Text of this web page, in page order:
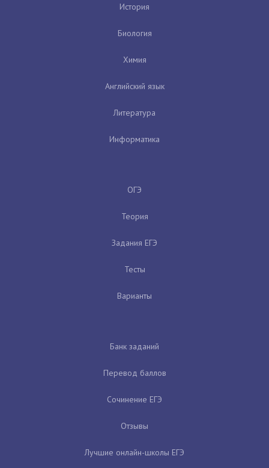
История
Биология
Химия
Английский язык
Литература
Информатика
ОГЭ
Теория
Задания ЕГЭ
Тесты
Варианты
Банк заданий
Перевод баллов
Сочинение ЕГЭ
Отзывы
Лучшие онлайн-школы ЕГЭ